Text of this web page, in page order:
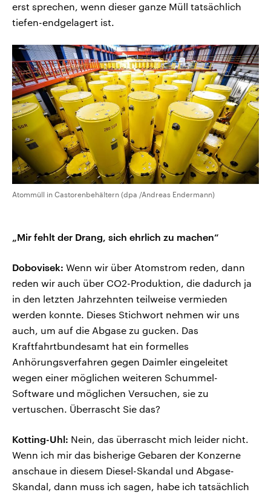
erst sprechen, wenn dieser ganze Müll tatsächlich
tiefen-endgelagert ist.
Atommüll in Castorenbehältern (dpa /Andreas Endermann)
„Mir fehlt der Drang, sich ehrlich zu machen“
Dobovisek: Wenn wir über Atomstrom reden, dann
reden wir auch über CO2-Produktion, die dadurch ja
in den letzten Jahrzehnten teilweise vermieden
werden konnte. Dieses Stichwort nehmen wir uns
auch, um auf die Abgase zu gucken. Das
Kraftfahrtbundesamt hat ein formelles
Anhörungsverfahren gegen Daimler eingeleitet
wegen einer möglichen weiteren Schummel-
Software und möglichen Versuchen, sie zu
vertuschen. Überrascht Sie das?
Kotting-Uhl: Nein, das überrascht mich leider nicht.
Wenn ich mir das bisherige Gebaren der Konzerne
anschaue in diesem Diesel-Skandal und Abgase-
Skandal, dann muss ich sagen, habe ich tatsächlich